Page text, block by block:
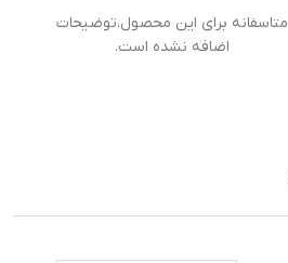
متاسفانه برای این محصول،توضیحات
اضافه نشده است.